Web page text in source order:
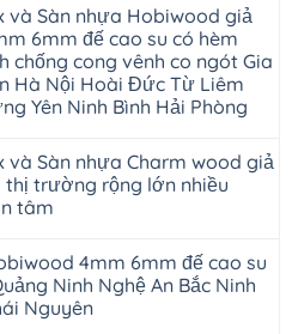
và Sàn nhựa Hobiwood giả
6mm đế cao su có hèm
chống cong vênh co ngót Gia
Hà Nội Hoài Đức Từ Liêm
Yên Ninh Bình Hải Phòng
và Sàn nhựa Charm wood giả
thị trường rộng lớn nhiều
tâm
4mm 6mm đế cao su
Ninh Nghệ An Bắc Ninh
Nguyên